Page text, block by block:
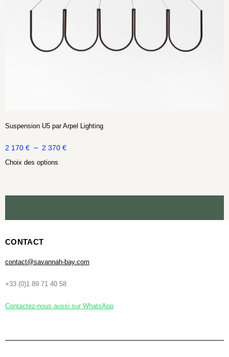
Suspension U5 par Arpel Lighting
2 170 € – 2 370 €
Choix des options
CONTACT
contact@savannah-bay.com
+33 (0)1 89 71 40 58
Contactez-nous aussi sur WhatsApp